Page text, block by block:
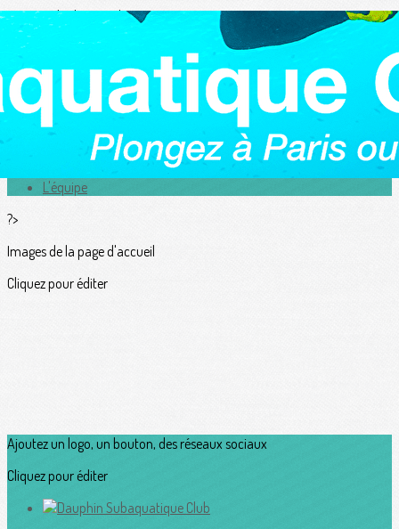
Exporter les lignes sélectionnées
Exporter toutes les colonnes
Exporter uniquement les colonnes affichées
Menu
L'équipe
?>
Images de la page d'accueil
Cliquez pour éditer
Ajoutez un logo, un bouton, des réseaux sociaux
Cliquez pour éditer